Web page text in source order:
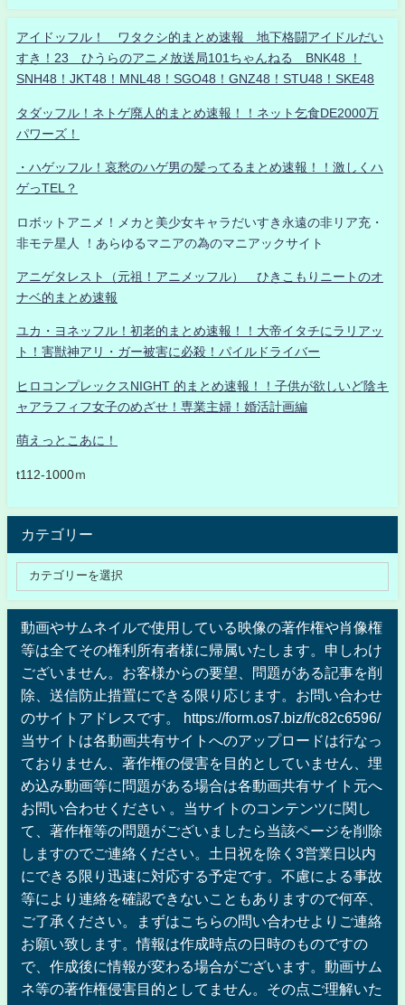
アイドッフル！ ワタクシ的まとめ速報 地下格闘アイドルだい
すき！23 ひうらのアニメ放送局101ちゃんねる BNK48 ！
SNH48！JKT48！MNL48！SGO48！GNZ48！STU48！SKE48
タダッフル！ネトゲ廃人的まとめ速報！！ネット乞食DE2000万
パワーズ！
・ハゲッフル！哀愁のハゲ男の髪ってるまとめ速報！！激しくハ
ゲっTEL？
ロボットアニメ！メカと美少女キャラだいすき永遠の非リア充・
非モテ星人 ！あらゆるマニアの為のマニアックサイト
アニゲタレスト（元祖！アニメッフル） ひきこもりニートのオ
ナベ的まとめ速報
ユカ・ヨネッフル！初老的まとめ速報！！大帝イタチにラリアッ
ト！害獣神アリ・ガー被害に必殺！パイルドライバー
ヒロコンプレックスNIGHT 的まとめ速報！！子供が欲しいど陰キ
ャアラフィフ女子のめざせ！専業主婦！婚活計画編
萌えっとこあに！
t112-1000ｍ
カテゴリー
動画やサムネイルで使用している映像の著作権や肖像権
等は全てその権利所有者様に帰属いたします。申しわけ
ございません。お客様からの要望、問題がある記事を削
除、送信防止措置にできる限り応じます。お問い合わせ
のサイトアドレスです。 https://form.os7.biz/f/c82c6596/
当サイトは各動画共有サイトへのアップロードは行なっ
ておりません、著作権の侵害を目的としていません、埋
め込み動画等に問題がある場合は各動画共有サイト元へ
お問い合わせください 。当サイトのコンテンツに関し
て、著作権等の問題がございましたら当該ページを削除
しますのでご連絡ください。土日祝を除く3営業日以内
にできる限り迅速に対応する予定です。不慮による事故
等により連絡を確認できないこともありますので何卒、
ご了承ください。まずはこちらの問い合わせよりご連絡
お願い致します。情報は作成時点の日時のものですの
で、作成後に情報が変わる場合がございます。動画サム
ネ等の著作権侵害目的としてません。その点ご理解いた